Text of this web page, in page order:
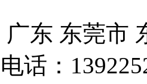
东 东莞市
话：